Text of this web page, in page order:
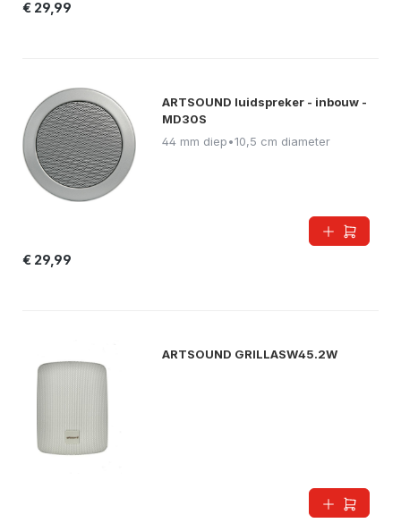
€ 29,99
ARTSOUND luidspreker - inbouw -
MD30S
44 mm diep•10,5 cm diameter
€ 29,99
ARTSOUND GRILLASW45.2W